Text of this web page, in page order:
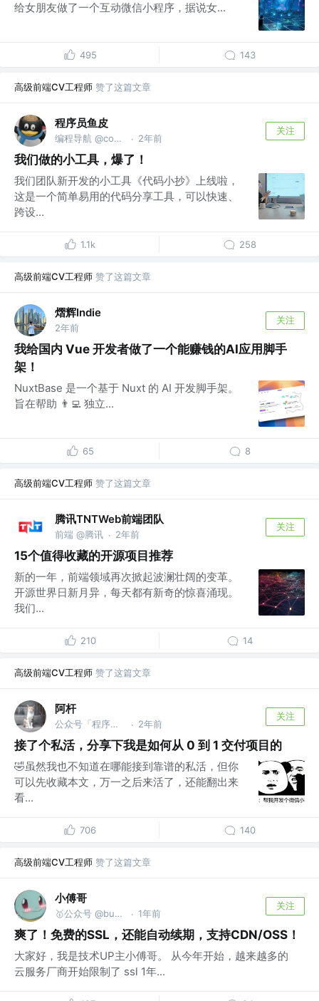
给女朋友做了一个互动微信小程序，据说女...
495 143
高级前端CV工程师 赞了这篇文章
程序员鱼皮
编程导航 @codefather.cn · 2年前
关注
我们做的小工具，爆了！
我们团队新开发的小工具《代码小抄》上线啦，
这是一个简单易用的代码分享工具，可以快速、
跨设...
1.1k 258
高级前端CV工程师 赞了这篇文章
熠辉Indie
2年前
关注
我给国内 Vue 开发者做了一个能赚钱的AI应用脚手
架！
NuxtBase 是一个基于 Nuxt 的 AI 开发脚手架。
旨在帮助 👨‍💻 独立...
65 8
高级前端CV工程师 赞了这篇文章
腾讯TNTWeb前端团队
前端 @腾讯 · 2年前
关注
15个值得收藏的开源项目推荐
新的一年，前端领域再次掀起波澜壮阔的变革。
开源世界日新月异，每天都有新奇的惊喜涌现。
我们...
210 14
高级前端CV工程师 赞了这篇文章
阿杆
公众号「程序员阿杆」 @后端开发 · 2年前
关注
接了个私活，分享下我是如何从 0 到 1 交付项目的
🤣虽然我也不知道在哪能接到靠谱的私活，但你
可以先收藏本文，万一之后来活了，还能翻出来
看...
706 140
高级前端CV工程师 赞了这篇文章
小傅哥
🥇公众号 @bugstack虫洞栈 | bugstack.cn · 1年前
关注
爽了！免费的SSL，还能自动续期，支持CDN/OSS！
大家好，我是技术UP主小傅哥。 从今年开始，越来越多的
云服务厂商开始限制了 ssl 1年...